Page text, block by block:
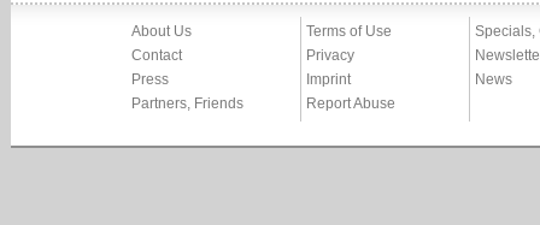
About Us
Contact
Press
Partners, Friends
Terms of Use
Privacy
Imprint
Report Abuse
Specials,
News